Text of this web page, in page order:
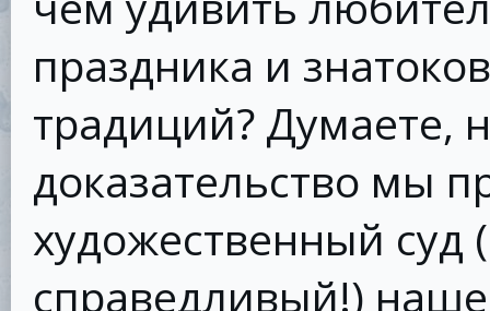
праздника и
традиций? Думаете,
доказательство мы
художественный суд
справедливый!)